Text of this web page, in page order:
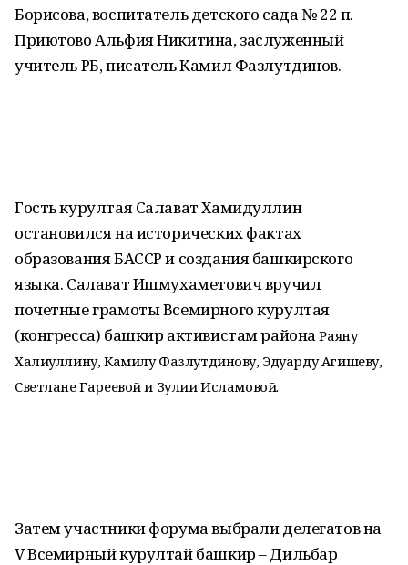
Борисова, воспитатель детского сада № 22 п.
Приютово Альфия Никитина, заслуженный
учитель РБ, писатель Камил Фазлутдинов.
Гость курултая Салават Хамидуллин
остановился на исторических фактах
образования БАССР и создания башкирского
языка. Салават Ишмухаметович вручил
почетные грамоты Всемирного курултая
(конгресса) башкир активистам районаРаяну
Халиуллину, Камилу Фазлутдинову, Эдуарду Агишеву,
Светлане Гареевой и Зулии Исламовой.
Затем участники форума выбрали делегатов на
V Всемирный курултай башкир – Дильбар